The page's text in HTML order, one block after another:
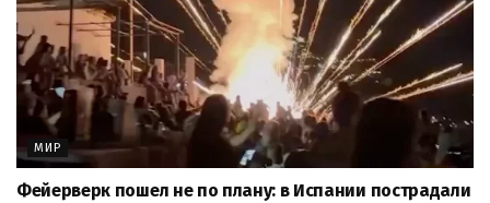
МИР
Фейерверк пошел не по плану: в Испании пострадали